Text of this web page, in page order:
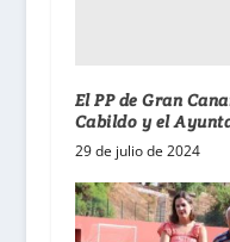
El PP de Gran
Cabildo y el
29 de julio de 2024